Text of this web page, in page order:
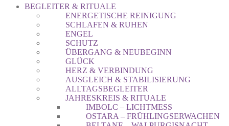
BEGLEITER & RITUALE
ENERGETISCHE REINIGUNG
SCHLAFEN & RUHEN
ENGEL
SCHUTZ
ÜBERGANG & NEUBEGINN
GLÜCK
HERZ & VERBINDUNG
AUSGLEICH & STABILISIERUNG
ALLTAGSBEGLEITER
JAHRESKREIS & RITUALE
IMBOLC – LICHTMESS
OSTARA – FRÜHLINGSERWACHEN